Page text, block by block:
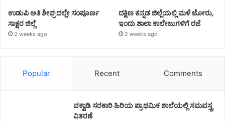
ಉಡುಪಿ ಅತಿ ಶೀಘ್ರದಲ್ಲೇ ಸಂಪೂರ್ಣ
ಸಾಕ್ಷರ ಜಿಲ್ಲೆ
2 weeks ago
ದಕ್ಷಿಣ ಕನ್ನಡ ಜಿಲ್ಲೆಯಲ್ಲಿ ಮಳೆ ಜೋರು,
ಇಂದು ಶಾಲಾ ಕಾಲೇಜುಗಳಿಗೆ ರಜೆ
2 weeks ago
Popular Recent Comments
ವಕ್ವಾಡಿ ಸರಕಾರಿ ಹಿರಿಯ ಪ್ರಾಥಮಿಕ ಶಾಲೆಯಲ್ಲಿ ಸಮವಸ್ತ್ರ
ವಿತರಣೆ